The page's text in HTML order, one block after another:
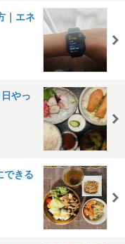
｜エネ
やっ
できる